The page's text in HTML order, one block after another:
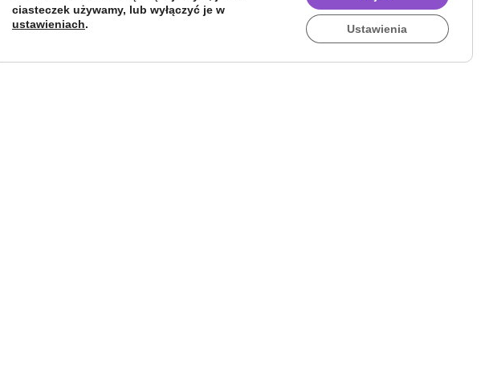
ciasteczek używamy, lub wyłączyć je w
ustawieniach. Ustawienia